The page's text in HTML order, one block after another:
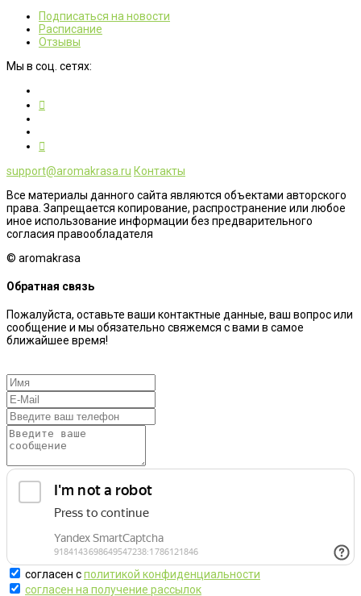
Подписаться на новости
Расписание
Отзывы
Мы в соц. сетях:
support@aromakrasa.ru Контакты
Все материалы данного сайта являются объектами авторского
права. Запрещается копирование, распространение или любое
иное использование информации без предварительного
согласия правообладателя
© aromakrasa
Обратная связь
Пожалуйста, оставьте ваши контактные данные, ваш вопрос или
сообщение и мы обязательно свяжемся с вами в самое
ближайшее время!
согласен сполитикой конфиденциальности
согласен на получение рассылок